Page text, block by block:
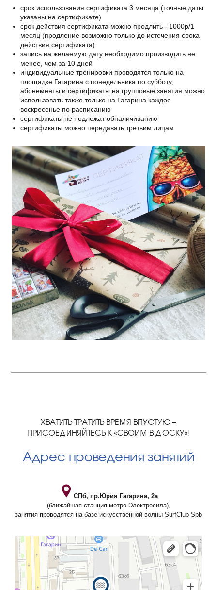
срок использования сертификата 3 месяца (точные даты
указаны на сертификате)
срок действия сертификата можно продлить - 1000р/1
месяц (продление возможно только до истечения срока
действия сертификата)
запись на желаемую дату необходимо производить не
менее, чем за 10 дней
индивидуальные тренировки проводятся только на
площадке Гагарина с понедельника по субботу,
абонементы и сертификаты на групповые занятия можно
использовать также только на Гагарина каждое
воскресенье по расписанию
сертификаты не подлежат обналичиванию
сертификаты можно передавать третьим лицам
ХВАТИТЬ ТРАТИТЬ ВРЕМЯ ВПУСТУЮ –
ПРИСОЕДИНЯЙТЕСЬ К «СВОИМ В ДОСКУ»!
Адрес проведения занятий
СПб, пр.Юрия Гагарина, 2а
(ближайшая станция метро Электросила),
занятия проводятся на базе искусственной волны SurfClub Spb